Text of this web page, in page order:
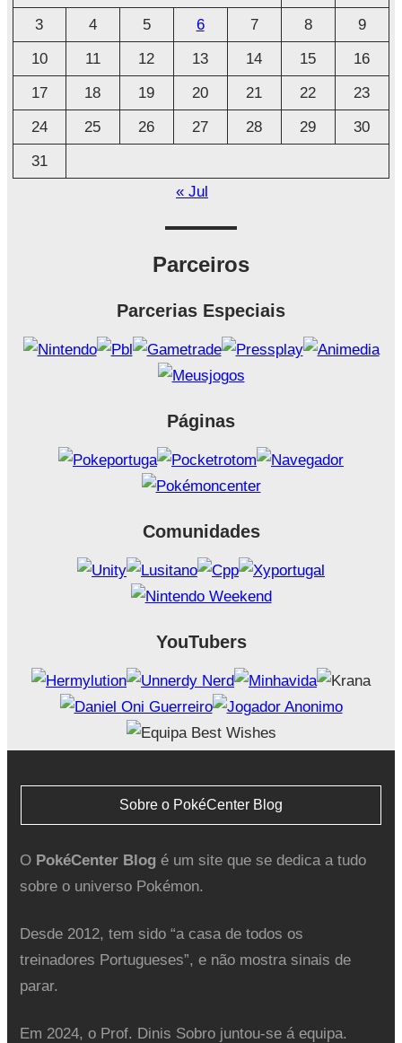
v
o
3
4 5 6 7 8
9
10
11 12 13 14 15
16
17
18 19 20 21 22
23
24
25 26 27 28 29
30
31
« Jul
Parceiros
Parcerias Especiais
Páginas
Comunidades
YouTubers
Sobre o PokéCenter Blog
O PokéCenter Blogé um site que se dedica a tudo
sobre o universo Pokémon.
Desde 2012, tem sido “a casa de todos os
treinadores Portugueses”, e não mostra sinais de
parar.
Em 2024, o Prof. Dinis Sobro juntou-se á equipa.